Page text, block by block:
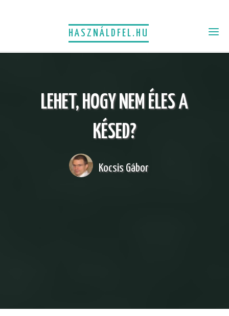
HASZNÁLDFEL.HU
LEHET, HOGY NEM ÉLES A
KÉSED?
Kocsis Gábor